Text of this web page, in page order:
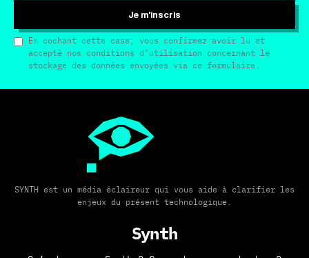
Je m'inscris
En cochant cette case, vous confirmez avoir lu et
accepté nos conditions d’utilisation concernant le
stockage des données envoyées via ce formulaire.
SYNTH est un média éclaireur qui vous aide à clarifier les
enjeux du présent technologique.
Synth